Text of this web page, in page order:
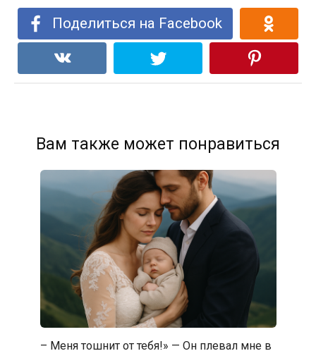
Поделиться на Facebook
Вам также может понравиться
– Меня тошнит от тебя!» — Он плевал мне в